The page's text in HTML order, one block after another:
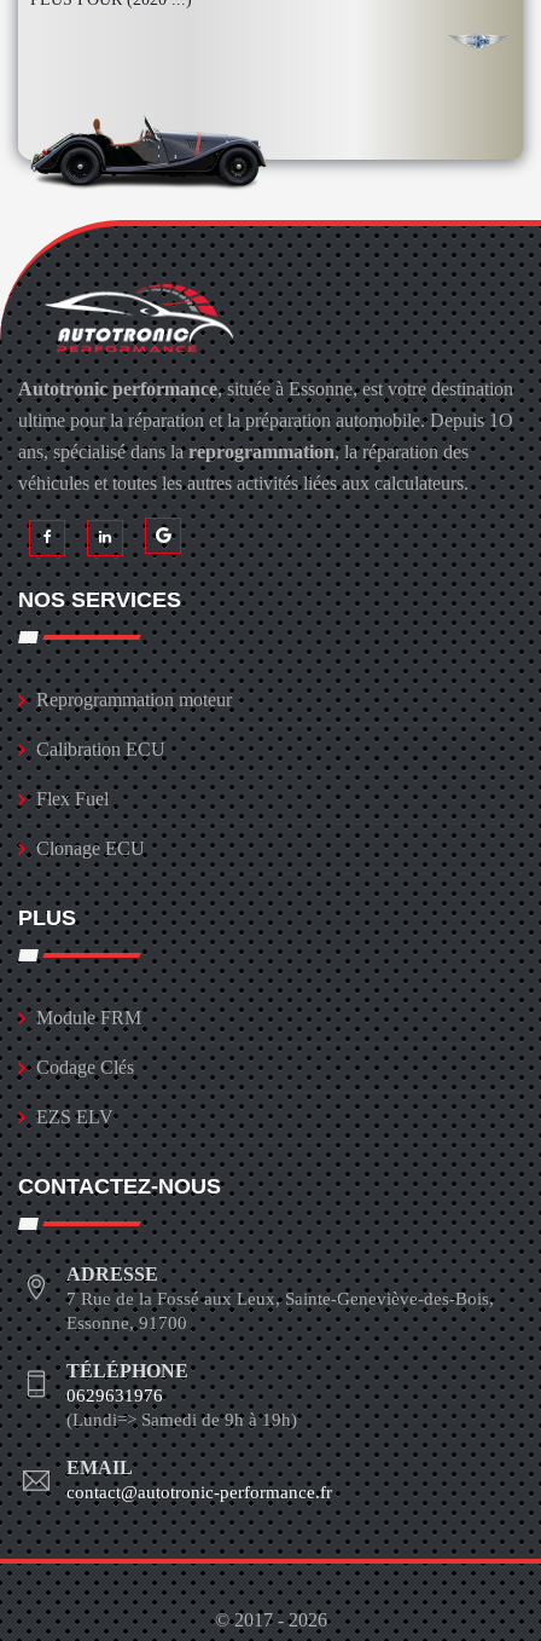
Autotronic performance, située à Essonne, est votre destination
ultime pour la réparation et la préparation automobile. Depuis 1O
ans, spécialisé dans lareprogrammation, la réparation des
véhicules et toutes les autres activités liées aux calculateurs.
NOS SERVICES
Reprogrammation moteur
Calibration ECU
Flex Fuel
Clonage ECU
PLUS
Module FRM
Codage Clés
EZS ELV
CONTACTEZ-NOUS
ADRESSE
7 Rue de la Fossé aux Leux, Sainte-Geneviève-des-Bois,
Essonne, 91700
TÉLÉPHONE
0629631976
(Lundi=> Samedi de 9h à 19h)
EMAIL
contact@autotronic-performance.fr
© 2017 - 2026